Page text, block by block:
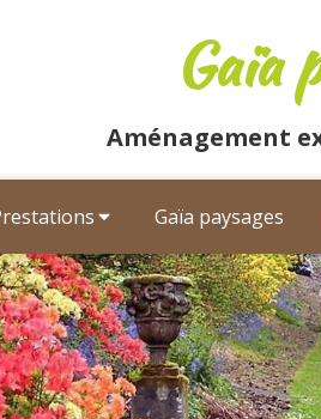
Gaïa
Aménagement
Gaïa paysages